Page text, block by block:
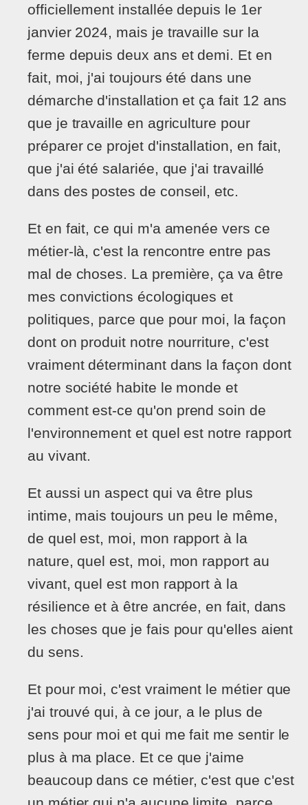
officiellement installée depuis le 1er
janvier 2024, mais je travaille sur la
ferme depuis deux ans et demi. Et en
fait, moi, j'ai toujours été dans une
démarche d'installation et ça fait 12 ans
que je travaille en agriculture pour
préparer ce projet d'installation, en fait,
que j'ai été salariée, que j'ai travaillé
dans des postes de conseil, etc.
Et en fait, ce qui m'a amenée vers ce
métier-là, c'est la rencontre entre pas
mal de choses. La première, ça va être
mes convictions écologiques et
politiques, parce que pour moi, la façon
dont on produit notre nourriture, c'est
vraiment déterminant dans la façon dont
notre société habite le monde et
comment est-ce qu'on prend soin de
l'environnement et quel est notre rapport
au vivant.
Et aussi un aspect qui va être plus
intime, mais toujours un peu le même,
de quel est, moi, mon rapport à la
nature, quel est, moi, mon rapport au
vivant, quel est mon rapport à la
résilience et à être ancrée, en fait, dans
les choses que je fais pour qu'elles aient
du sens.
Et pour moi, c'est vraiment le métier que
j'ai trouvé qui, à ce jour, a le plus de
sens pour moi et qui me fait me sentir le
plus à ma place. Et ce que j'aime
beaucoup dans ce métier, c'est que c'est